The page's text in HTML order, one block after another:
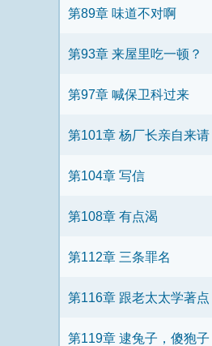
第89章 味道不对啊
第93章 来屋里吃一顿？
第97章 喊保卫科过来
第101章 杨厂长亲自来请
第104章 写信
第108章 有点渴
第112章 三条罪名
第116章 跟老太太学著点
第119章 逮兔子，傻狍子